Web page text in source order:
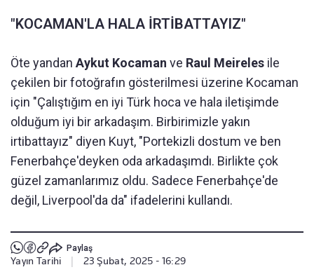
"KOCAMAN'LA HALA İRTİBATTAYIZ"
Öte yandan Aykut Kocaman ve Raul Meireles ile
çekilen bir fotoğrafın gösterilmesi üzerine Kocaman
için "Çalıştığım en iyi Türk hoca ve hala iletişimde
olduğum iyi bir arkadaşım. Birbirimizle yakın
irtibattayız" diyen Kuyt, "Portekizli dostum ve ben
Fenerbahçe'deyken oda arkadaşımdı. Birlikte çok
güzel zamanlarımız oldu. Sadece Fenerbahçe'de
değil, Liverpool'da da" ifadelerini kullandı.
Paylaş
Yayın Tarihi 23 Şubat, 2025 - 16:29